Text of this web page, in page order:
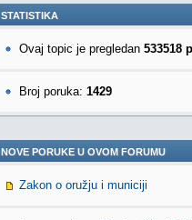
STATISTIKA
Ovaj topic je pregledan 533518
Broj poruka: 1429
NOVE PORUKE U OVOM FORUMU
Zakon o oružju i municiji